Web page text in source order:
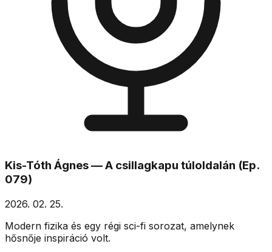
Kis-Tóth Ágnes — A csillagkapu túloldalán (Ep.
079)
2026. 02. 25.
Modern fizika és egy régi sci-fi sorozat, amelynek
hősnője inspiráció volt.